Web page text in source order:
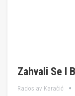
Zahvali Se I
Radoslav Karačić